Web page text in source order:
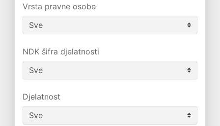
Vrsta pravne osobe
NDK šifra djelatnosti
Djelatnost